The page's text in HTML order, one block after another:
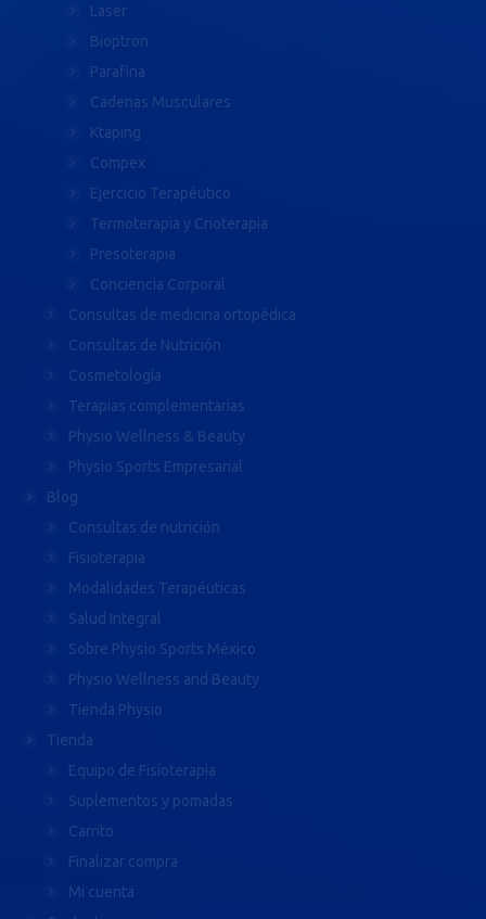
Laser
Bioptron
Parafina
Cadenas Musculares
Ktaping
Compex
Ejercicio Terapéutico
Termoterapia y Crioterapia
Presoterapia
Conciencia Corporal
Consultas de medicina ortopédica
Consultas de Nutrición
Cosmetología
Terapias complementarias
Physio Wellness & Beauty
Physio Sports Empresarial
Blog
Consultas de nutrición
Fisioterapia
Modalidades Terapéuticas
Salud Integral
Sobre Physio Sports México
Physio Wellness and Beauty
Tienda Physio
Tienda
Equipo de Fisioterapia
Suplementos y pomadas
Carrito
Finalizar compra
Mi cuenta